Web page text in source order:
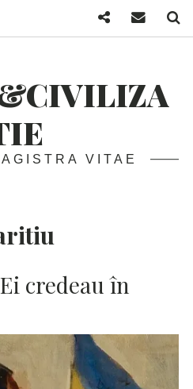
VITAE
Ei credeau în
FacebookMail